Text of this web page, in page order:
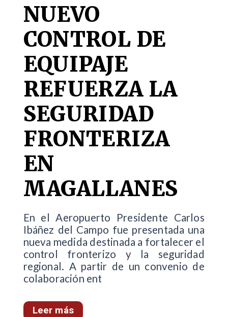
NUEVO
CONTROL DE
EQUIPAJE
REFUERZA LA
SEGURIDAD
FRONTERIZA
EN
MAGALLANES
En el Aeropuerto Presidente Carlos
Ibáñez del Campo fue presentada una
nueva medida destinada a fortalecer el
control fronterizo y la seguridad
regional. A partir de un convenio de
colaboración ent
Leer más